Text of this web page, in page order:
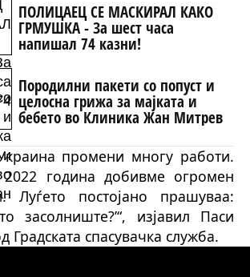
ПОЛИЦАЕЦ СЕ МАСКИРАЛ КАКО
ГРМУШКА - За шест часа
напишал 74 казни!
Породилни пакети со попуст и
целосна грижа за мајката и
бебето во Клиника Жан Митрев
промени многу работи.
година добивме огромен
Луѓето постојано прашуваа:
засолниште?’“, изјавил Паси
Градската спасувачка служба.